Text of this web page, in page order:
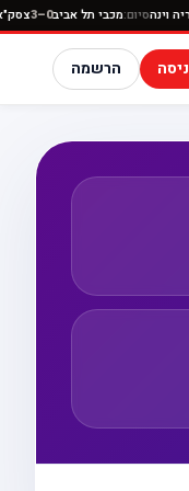
1–2 אוסטריה וינהסיום:מכבי תל
הרשמה